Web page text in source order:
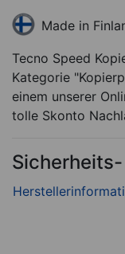
Made in
Tecno Speed
Kategorie
einem unserer
tolle Skonto